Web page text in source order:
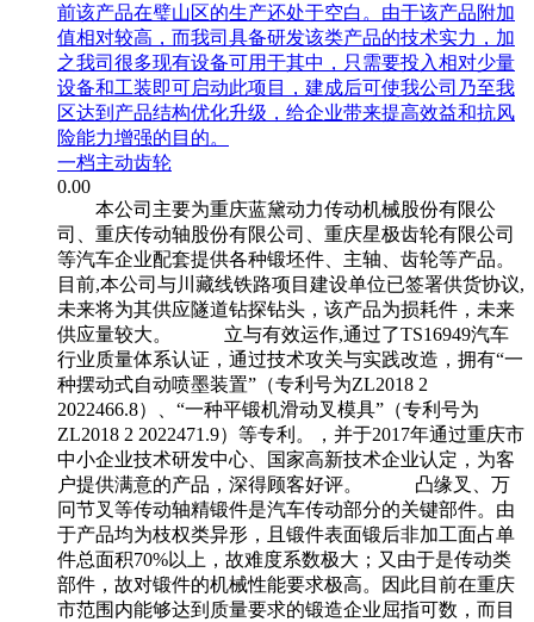
前该产品在璧山区的生产还处于空白。由于该产品附加
值相对较高，而我司具备研发该类产品的技术实力，加
之我司很多现有设备可用于其中，只需要投入相对少量
设备和工装即可启动此项目，建成后可使我公司乃至我
区达到产品结构优化升级，给企业带来提高效益和抗风
险能力增强的目的。
一档主动齿轮
0.00
本公司主要为重庆蓝黛动力传动机械股份有限公
司、重庆传动轴股份有限公司、重庆星极齿轮有限公司
等汽车企业配套提供各种锻坯件、主轴、齿轮等产品。
目前,本公司与川藏线铁路项目建设单位已签署供货协议,
未来将为其供应隧道钻探钻头，该产品为损耗件，未来
供应量较大。 立与有效运作,通过了TS16949汽车
行业质量体系认证，通过技术攻关与实践改造，拥有“一
种摆动式自动喷墨装置”（专利号为ZL2018 2
2022466.8）、“一种平锻机滑动叉模具”（专利号为
ZL2018 2 2022471.9）等专利。，并于2017年通过重庆市
中小企业技术研发中心、国家高新技术企业认定，为客
户提供满意的产品，深得顾客好评。 凸缘叉、万
冋节叉等传动轴精锻件是汽车传动部分的关键部件。由
于产品均为枝权类异形，且锻件表面锻后非加工面占单
件总面积70%以上，故难度系数极大；又由于是传动类
部件，故对锻件的机械性能要求极高。因此目前在重庆
市范围内能够达到质量要求的锻造企业屈指可数，而目